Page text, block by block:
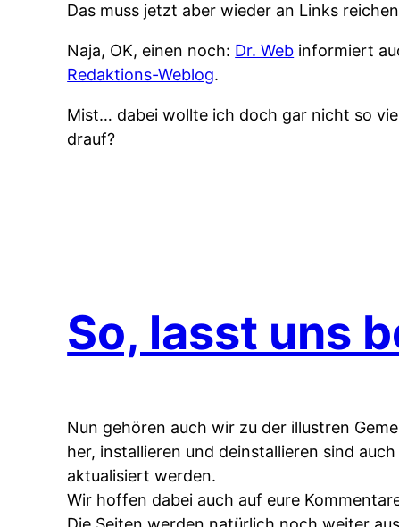
Das muss jetzt aber wieder an Links
Naja, OK, einen noch: Dr. Web informiert
Redaktions-Weblog.
Mist… dabei wollte ich doch gar nicht so
drauf?
So, lasst uns
Nun gehören auch wir zu der illustren
her, installieren und deinstallieren sind
aktualisiert werden.
Wir hoffen dabei auch auf eure